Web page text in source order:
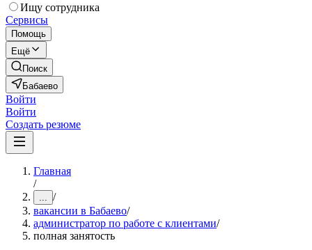
Ищу сотрудника
Сервисы
Помощь
Ещё
Поиск
Бабаево
Войти
Войти
Создать резюме
Главная
/
... /
вакансии в Бабаево/
администратор по работе с клиентами/
полная занятость